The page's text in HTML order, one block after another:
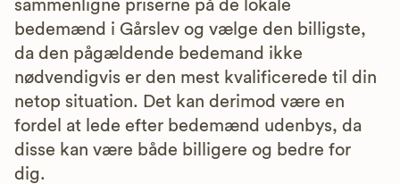
sammenligne priserne på de lokale
bedemænd i Gårslev og vælge den billigste,
da den pågældende bedemand ikke
nødvendigvis er den mest kvalificerede til din
netop situation. Det kan derimod være en
fordel at lede efter bedemænd udenbys, da
disse kan være både billigere og bedre for
dig.